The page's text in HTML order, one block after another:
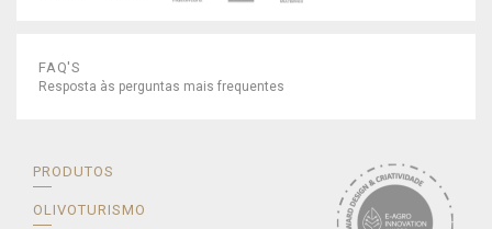
FAQ'S
Resposta às perguntas mais frequentes
PRODUTOS
OLIVOTURISMO